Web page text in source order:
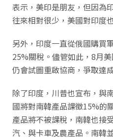
表示，美印是朋友，但因為
往來相對很少，美國對印度
另外，印度一直從俄國購買
25%關稅。儘管如此，8月
仍會試圖重啟協商，爭取達
除了印度，川普也宣布，與
國將對南韓產品課徵15%的
產品將不被課稅，南韓也接
汽、與卡車及農產品。南韓